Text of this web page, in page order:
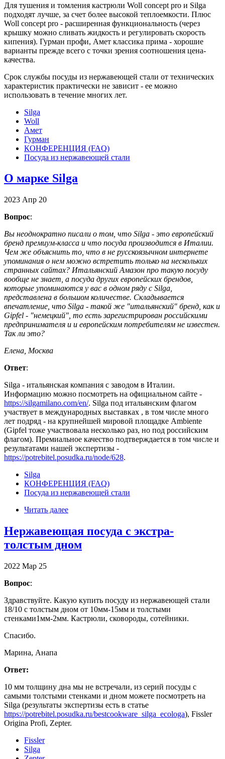
Для тушения и томления кастрюли Woll concept pro и Silga
подходят лучше, за счет более высокой теплоемкости. Плюс
Woll concept pro - расширенная функциональность (через
крышку можно сливать жидкость и регулировать скорость
кипения). Гурман профи, Амет классика прима - хорошие
варианты прежде всего с точки зрения соотношения цена-
качества.
Срок службы посуды из нержавеющей стали от технических
характеристик практически не зависит - ее можно
использовать в течение многих лет.
Silga
Woll
Амет
Гурман
КОНФЕРЕНЦИЯ (FAQ)
Посуда из нержавеющей стали
О марке Silga
2023 Апр 20
Вопрос:
Вы неоднократно писали о том, что Silga - это европейский
бренд премиум-класса и что посуда производится в Италии.
Чем же объяснить то, что в не русскоязычном интернете
упоминания о нем можно встретить только на нескольких
странных сайтах? Итальянский Амазон про такую посуду
вообще не знает, а посуда других европейских брендов,
которые упоминаются у вас в одном ряду с Silga,
представлена в большом количестве. Складывается
впечатление, что Silga - такой же "итальянский" бренд, как и
Gipfel - "немецкий", то есть зарегистрирован российскими
предпринимателя и и европейским потребителям не известен.
Так ли это?
Елена, Москва
Ответ:
Silga - итальянская компания с заводом в Италии.
Информацию можно посмотреть на официальном сайте -
https://silgamilano.com/en/. Silga под итальянским флагом
участвует в международных выставках , в том числе много
лет подряд - на крупнейшей мировой площадке Ambiente
(Gipfel тоже участвовала несколько раз, но под российским
флагом). Премиальное качество подтверждается в том числе и
результатами нашей экспертизы -
https://potrebitel.posudka.ru/node/628.
Silga
КОНФЕРЕНЦИЯ (FAQ)
Посуда из нержавеющей стали
Читать далее
Нержавеющая посуда с экстра-
толстым дном
2022 Мар 25
Вопрос:
Здравствуйте. Какую купить посуду из нержавеющей стали
18/10 с толстым дном от 10мм-15мм и толстыми
стенками1мм-2мм. Кастрюли, сковороды, сотейники.
Спасибо.
Марина, Анапа
Ответ:
10 мм толщину дна мы не встречали, из серий посуды с
самыми толстыми стенками и дном можете посмотреть на
Silga (результаты экспертизы есть в статье
https://potrebitel.posudka.ru/bestcookware_silga_ecologa), Fissler
Origina Profi, Zepter.
Fissler
Silga